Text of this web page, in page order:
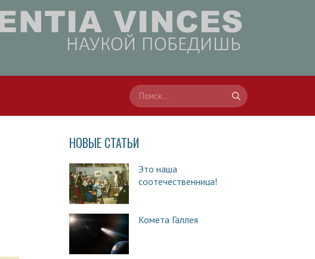
НОВЫЕ СТАТЬИ
Это наша
соотечественница!
Комета Галлея